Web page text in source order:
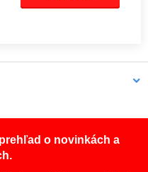
o novinkách a